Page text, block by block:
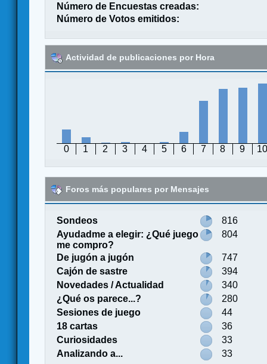
Número de Encuestas creadas:
Número de Votos emitidos:
Actividad de publicaciones por Hora
0 1 2 3 4 5 6 7 8 9 10
Foros más populares por Mensajes
Sondeos
816
Ayudadme a elegir: ¿Qué juego
me compro?
804
De jugón a jugón
747
Cajón de sastre
394
Novedades / Actualidad
340
¿Qué os parece...?
280
Sesiones de juego
44
18 cartas
36
Curiosidades
33
Analizando a...
33